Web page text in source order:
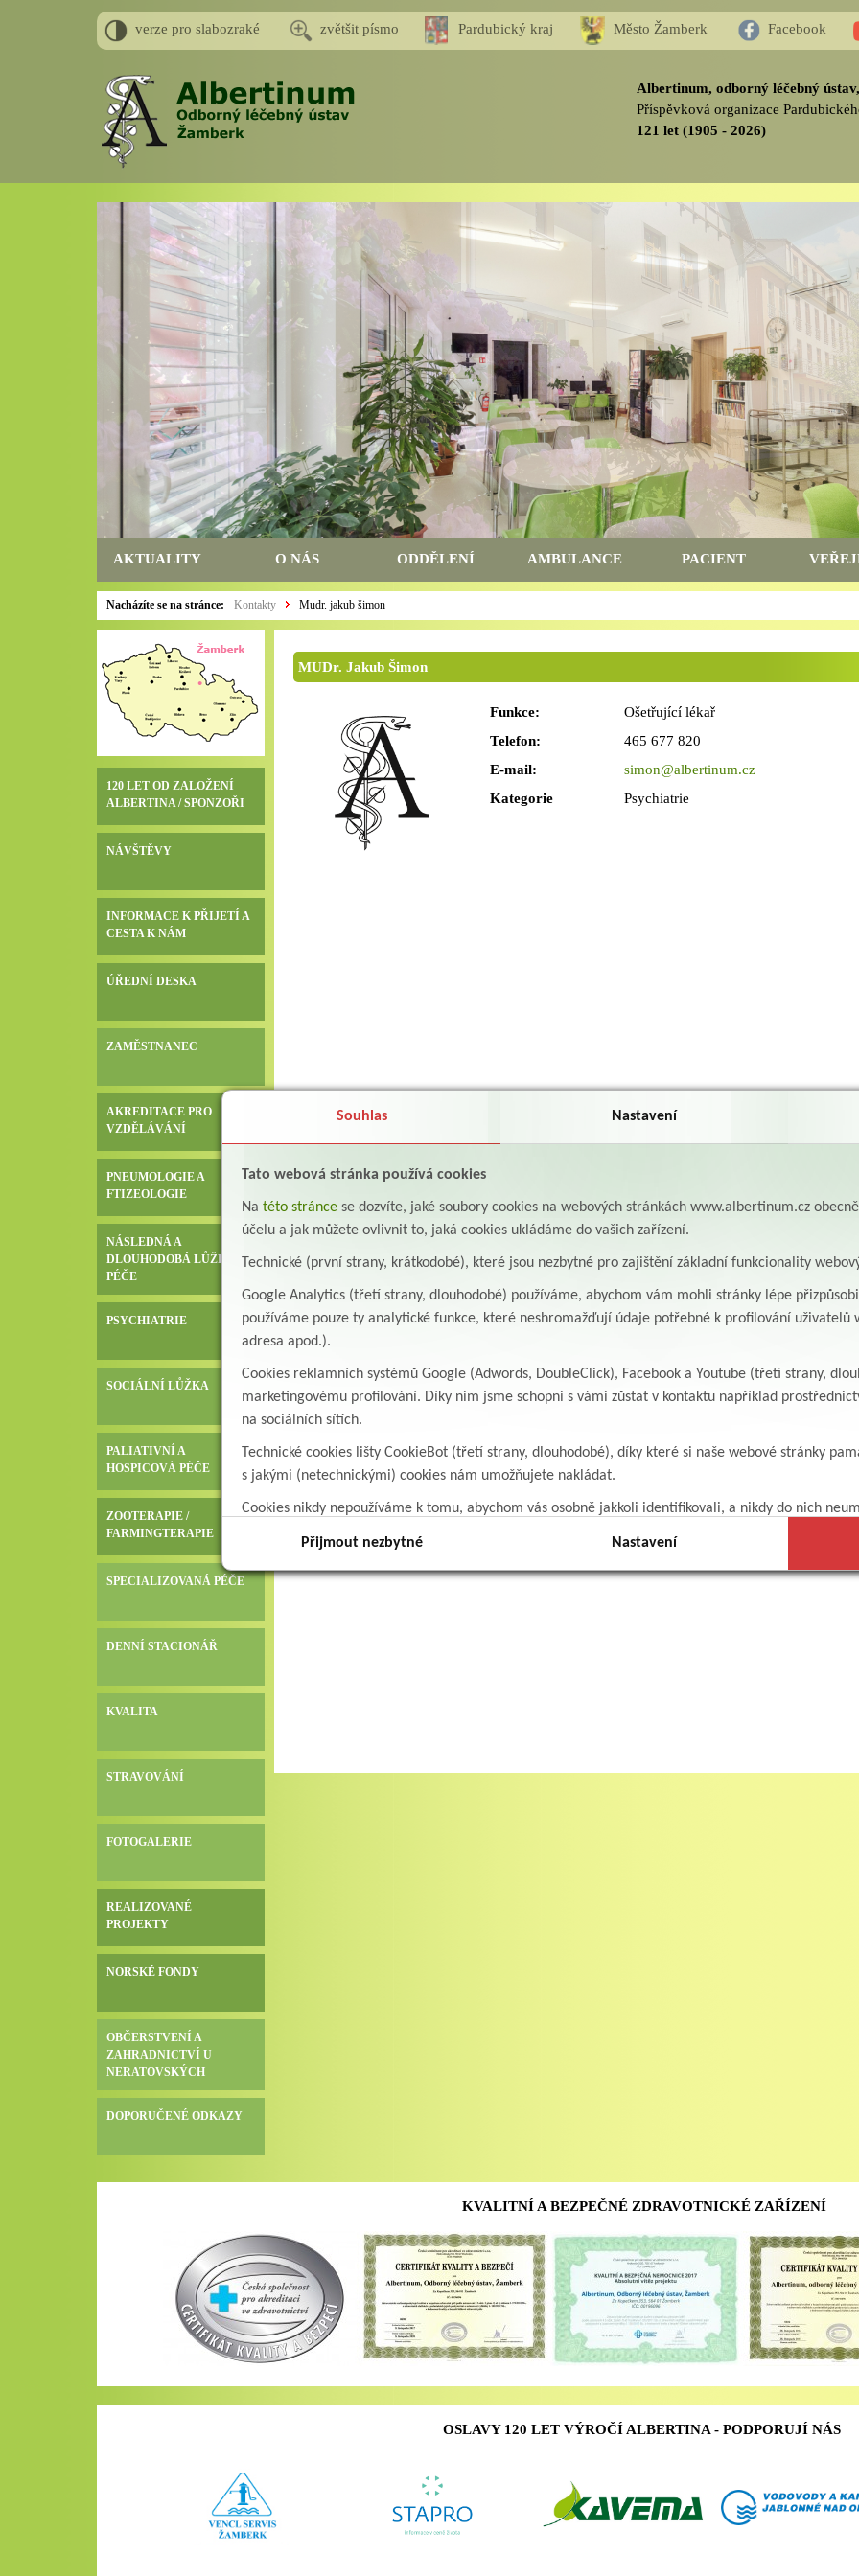
verze pro slabozraké zvětšit písmo Pardubický kraj Město Žamberk Facebook
Albertinum, odborný léčebný
Příspěvková organizace
121 let (1905 - 2026)
AKTUALITY O NÁS ODDĚLENÍ AMBULANCE PACIENT
Nacházíte se na stránce: Kontakty Mudr. jakub šimon
120 LET OD ZALOŽENÍ
ALBERTINA / SPONZOŘI
NÁVŠTĚVY
INFORMACE K PŘIJETÍ A
CESTA K NÁM
ÚŘEDNÍ DESKA
ZAMĚSTNANEC
AKREDITACE PRO
VZDĚLÁVÁNÍ
PNEUMOLOGIE A
FTIZEOLOGIE
NÁSLEDNÁ A
DLOUHODOBÁ LŮŽKOVÁ
PÉČE
PSYCHIATRIE
SOCIÁLNÍ LŮŽKA
PALIATIVNÍ A
HOSPICOVÁ PÉČE
ZOOTERAPIE /
FARMINGTERAPIE
SPECIALIZOVANÁ PÉČE
DENNÍ STACIONÁŘ
KVALITA
STRAVOVÁNÍ
FOTOGALERIE
REALIZOVANÉ
PROJEKTY
NORSKÉ FONDY
OBČERSTVENÍ A
ZAHRADNICTVÍ U
NERATOVSKÝCH
DOPORUČENÉ ODKAZY
MUDr. Jakub Šimon
Funkce:
Ošetřující lékař
Telefon:
465 677 820
E-mail:
simon@albertinum.cz
Kategorie
Psychiatrie
KVALITNÍ A BEZPEČNÉ ZDRAVOTNICKÉ ZAŘÍZENÍ
OSLAVY 120 LET VÝROČÍ ALBERTINA - PODPORUJÍ NÁS
Souhlas Nastavení
Tato webová stránka používá cookies
Na této stránce se dozvíte, jaké soubory cookies na webových stránkách www.albertinum.cz
účelu a jak můžete ovlivnit to, jaká cookies ukládáme do vašich zařízení.
Technické (první strany, krátkodobé), které jsou nezbytné pro zajištění základní funkcionality
Google Analytics (třetí strany, dlouhodobé) používáme, abychom vám mohli stránky lépe
používáme pouze ty analytické funkce, které neshromažďují údaje potřebné k profilování uživatelů
adresa apod.).
Cookies reklamních systémů Google (Adwords, DoubleClick), Facebook a Youtube (třetí strany,
marketingovému profilování. Díky nim jsme schopni s vámi zůstat v kontaktu například
na sociálních sítích.
Technické cookies lišty CookieBot (třetí strany, dlouhodobé), díky které si naše webové stránky
s jakými (netechnickými) cookies nám umožňujete nakládat.
Cookies nikdy nepoužíváme k tomu, abychom vás osobně jakkoli identifikovali, a nikdy do nich
Přijmout nezbytné Nastavení